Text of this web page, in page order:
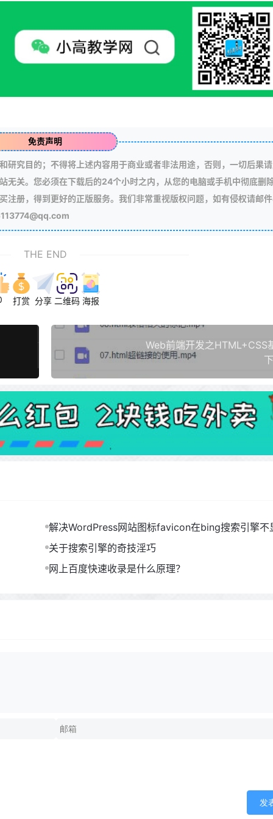
免责声明
研究目的；不得将上述内容用于商业或者非法用途，否则，一切后果
无关。您必须在下载后的24个小时之内，从您的电脑或手机中彻底删
注册，得到更好的正版服务。我们非常重视版权问题，如有侵权请邮
THE END
打赏 分享 二维码 海报
Web前端开发之HTML+CSS
解决WordPress网站图标favicon在bing搜索引擎不
题！
关于搜索引擎的奇技淫巧
网上百度快速收录是什么原理？
发